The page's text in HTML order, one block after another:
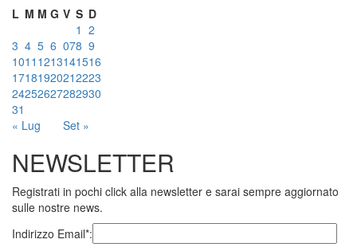
L M M G V S D
« Lug Set »
1 2
3 4 5 6 078 9
1011 1213141516
17181920212223
24252627282930
31
NEWSLETTER
Registrati in pochi click alla newsletter e sarai sempre aggiornato
sulle nostre news.
Indirizzo Email*: